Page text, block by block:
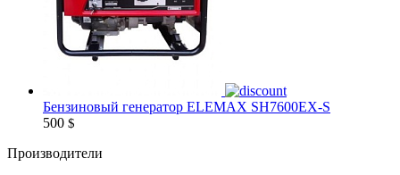
Бензиновый генератор ELEMAX SH7600EX-S
500 $
Производители